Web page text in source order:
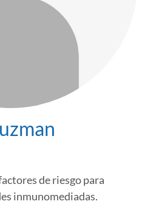
de riesgo para
inmunomediadas.